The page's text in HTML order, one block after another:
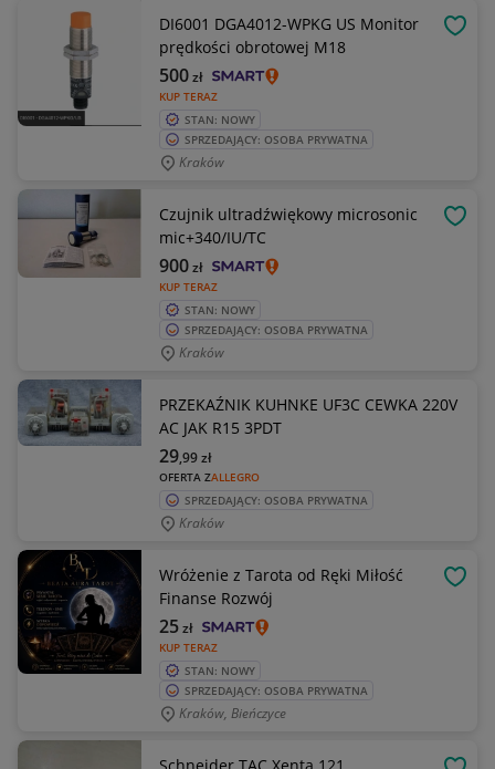
DI6001 DGA4012-WPKG US Monitor
prędkości obrotowej M18
KUP TERAZ
500zł
STAN: NOWY
SPRZEDAJĄCY: OSOBA PRYWATNA
Kraków
Czujnik ultradźwiękowy microsonic
mic+340/IU/TC
KUP TERAZ
900zł
STAN: NOWY
SPRZEDAJĄCY: OSOBA PRYWATNA
Kraków
PRZEKAŹNIK KUHNKE UF3C CEWKA 220V
AC JAK R15 3PDT
OFERTA ZALLEGRO
29,99zł
SPRZEDAJĄCY: OSOBA PRYWATNA
Kraków
Wróżenie z Tarota od Ręki Miłość
Finanse Rozwój
KUP TERAZ
25zł
STAN: NOWY
SPRZEDAJĄCY: OSOBA PRYWATNA
Kraków, Bieńczyce